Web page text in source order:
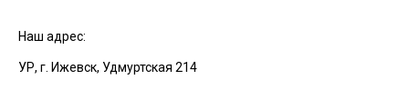
Наш адрес:
УР, г. Ижевск, Удмуртская 214